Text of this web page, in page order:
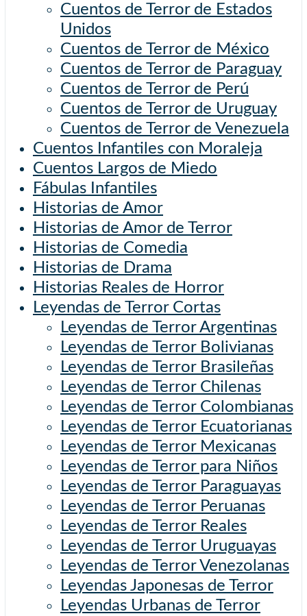
Cuentos de Terror de Estados
Unidos
Cuentos de Terror de México
Cuentos de Terror de Paraguay
Cuentos de Terror de Perú
Cuentos de Terror de Uruguay
Cuentos de Terror de Venezuela
Cuentos Infantiles con Moraleja
Cuentos Largos de Miedo
Fábulas Infantiles
Historias de Amor
Historias de Amor de Terror
Historias de Comedia
Historias de Drama
Historias Reales de Horror
Leyendas de Terror Cortas
Leyendas de Terror Argentinas
Leyendas de Terror Bolivianas
Leyendas de Terror Brasileñas
Leyendas de Terror Chilenas
Leyendas de Terror Colombianas
Leyendas de Terror Ecuatorianas
Leyendas de Terror Mexicanas
Leyendas de Terror para Niños
Leyendas de Terror Paraguayas
Leyendas de Terror Peruanas
Leyendas de Terror Reales
Leyendas de Terror Uruguayas
Leyendas de Terror Venezolanas
Leyendas Japonesas de Terror
Leyendas Urbanas de Terror